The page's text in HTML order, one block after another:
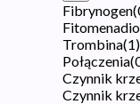
Fibrynogen(
Trombina(1)
Połączenia(
Czynnik
Czynnik